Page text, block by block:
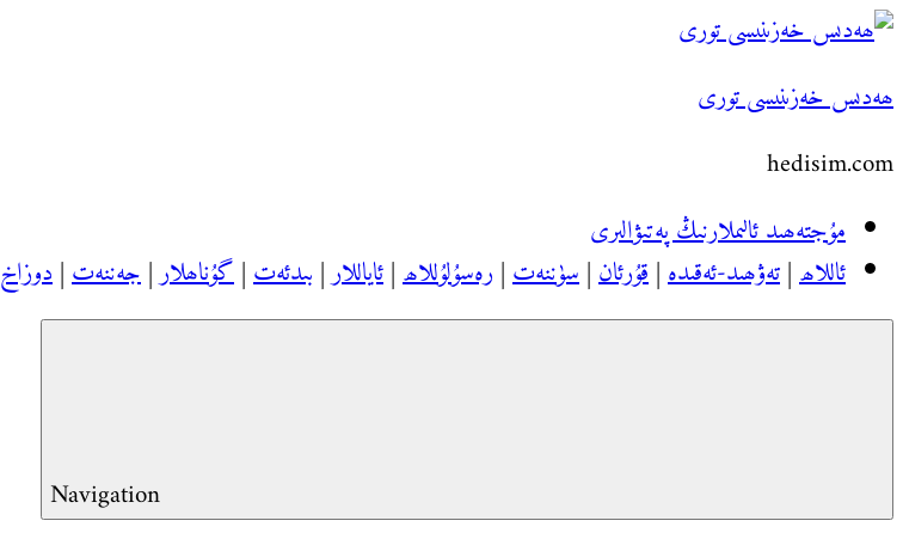
Skip
content
ھەدىس خەزىنىسى تورى
hedisim.com
مۇجتەھىد ئالىملارنىڭ پەتىۋالىرى
ئاللاھ|تەۋھىد-ئەقىدە|قۇرئان|سۈننەت|رەسۇلۇللاھ|ئاياللار|بىدئەت|گۇناھلار|جەننەت|دوزاخ
Navigation